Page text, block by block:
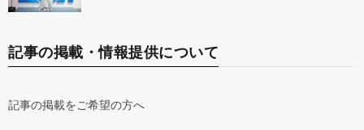
記事の掲載・情報提供について
記事の掲載をご希望の方へ